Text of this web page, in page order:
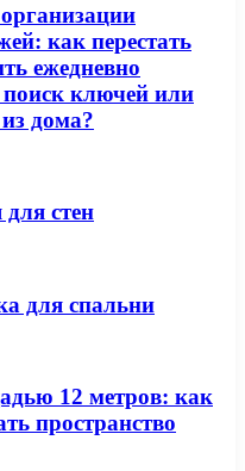
как перестать
ежедневно
поиск ключей или
дома?
стен
для спальни
12 метров: как
пространство